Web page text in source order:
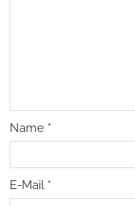
Name *
E-Mail *